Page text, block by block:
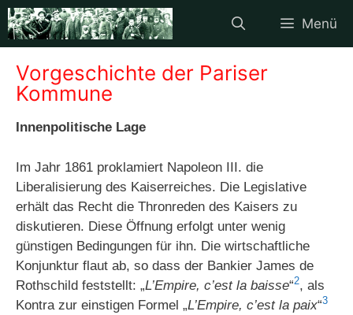
Zum
Inhalt
springen
Menü
Vorgeschichte der Pariser
Kommune
Innenpolitische Lage
Im Jahr 1861 proklamiert Napoleon III. die
Liberalisierung des Kaiserreiches. Die Legislative
erhält das Recht die Thronreden des Kaisers zu
diskutieren. Diese Öffnung erfolgt unter wenig
günstigen Bedingungen für ihn. Die wirtschaftliche
Konjunktur flaut ab, so dass der Bankier James de
Rothschild feststellt: „L’Empire, c’est la baisse“2, als
Kontra zur einstigen Formel „L’Empire, c’est la paix“3